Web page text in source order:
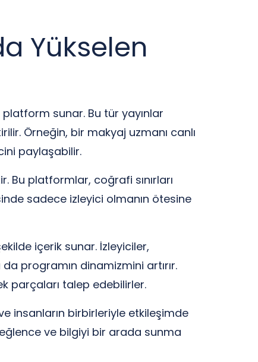
Yükselen
sunar. Bu tür yayınlar
Örneğin, bir makyaj uzmanı canlı
paylaşabilir.
Bu platformlar, coğrafi sınırları
sadece izleyici olmanın ötesine
içerik sunar. İzleyiciler,
programın dinamizmini artırır.
parçaları talep edebilirler.
insanların birbirleriyle etkileşimde
ve bilgiyi bir arada sunma